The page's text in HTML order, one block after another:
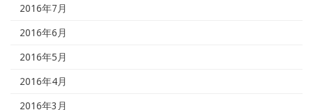
2016年7月
2016年6月
2016年5月
2016年4月
2016年3月